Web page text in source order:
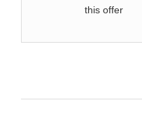
this offer